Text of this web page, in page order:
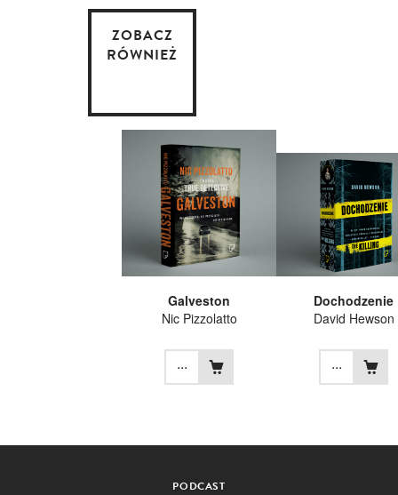
ZOBACZ
RÓWNIEŻ
Galveston
Nic Pizzolatto
...
Dochodzenie
David Hewson
...
PODCAST